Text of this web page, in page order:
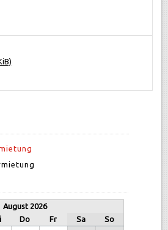
August 2026
Do Fr Sa
So